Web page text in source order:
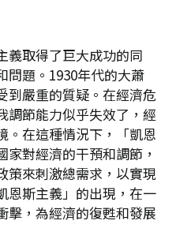
義取得了巨大成功的同
問題。1930年代的大蕭
到嚴重的質疑。在經濟危
調節能力似乎失效了，經
。在這種情況下，「凱恩
對經濟的干預和調節，
策來刺激總需求，以實現
恩斯主義」的出現，在一
擊，為經濟的復甦和發展